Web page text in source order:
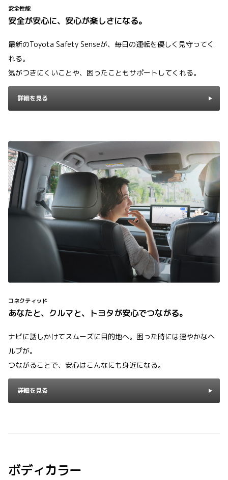
安全性能
安全が安心に、安心が楽しさになる。
最新のToyota Safety Senseが、毎日の運転を優しく見守ってく
れる。
気がつきにくいことや、困ったこともサポートしてくれる。
詳細を見る
コネクティッド
あなたと、クルマと、トヨタが安心でつながる。
ナビに話しかけてスムーズに目的地へ。困った時には速やかなヘ
ルプが。
つながることで、安心はこんなにも身近になる。
詳細を見る
ボディカラー